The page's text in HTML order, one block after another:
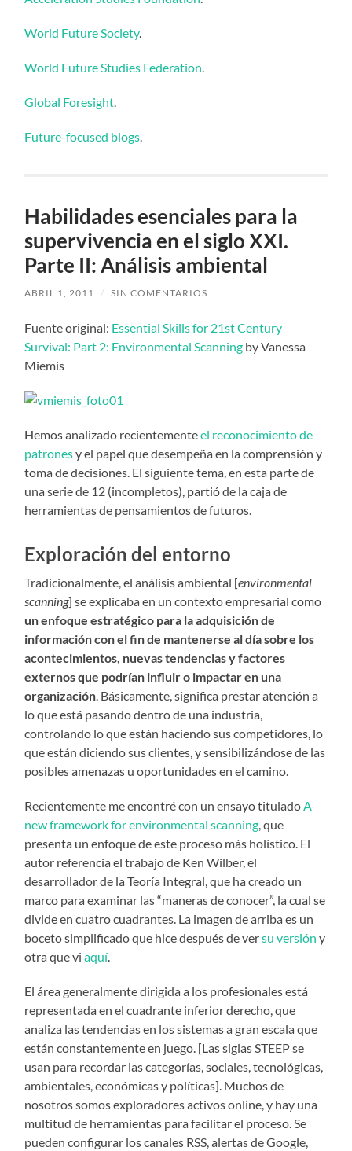
World Future Society.
World Future Studies Federation.
Global Foresight.
Future-focused blogs.
Habilidades esenciales para la
supervivencia en el siglo XXI.
Parte II: Análisis ambiental
ABRIL 1, 2011 / SIN COMENTARIOS
Fuente original: Essential Skills for 21st Century
Survival: Part 2: Environmental Scanning by Vanessa
Miemis
Hemos analizado recientementeel reconocimiento de
patronesy el papel que desempeña en la comprensión y
toma de decisiones. El siguiente tema, en esta parte de
una serie de 12 (incompletos), partió de la caja de
herramientas de pensamientos de futuros.
Exploración del entorno
Tradicionalmente, el análisis ambiental [environmental
scanning] se explicaba en un contexto empresarial como
un enfoque estratégico para la adquisición de
información con el fin de mantenerse al día sobre los
acontecimientos, nuevas tendencias y factores
externos que podrían influir o impactar en una
organización. Básicamente, significa prestar atención a
lo que está pasando dentro de una industria,
controlando lo que están haciendo sus competidores, lo
que están diciendo sus clientes, y sensibilizándose de las
posibles amenazas u oportunidades en el camino.
Recientemente me encontré con un ensayo tituladoA
new framework for environmental scanning, que
presenta un enfoque de este proceso más holístico. El
autor referencia el trabajo de Ken Wilber, el
desarrollador de la Teoría Integral, que ha creado un
marco para examinar las “maneras de conocer”, la cual se
divide en cuatro cuadrantes. La imagen de arriba es un
boceto simplificado que hice después de versu versión y
otra que viaquí.
El área generalmente dirigida a los profesionales está
representada en el cuadrante inferior derecho, que
analiza las tendencias en los sistemas a gran escala que
están constantemente en juego. [Las siglas STEEP se
usan para recordar las categorías, sociales, tecnológicas,
ambientales, económicas y políticas]. Muchos de
nosotros somos exploradores activos online, y hay una
multitud de herramientas para facilitar el proceso. Se
pueden configurar los canales RSS, alertas de Google,